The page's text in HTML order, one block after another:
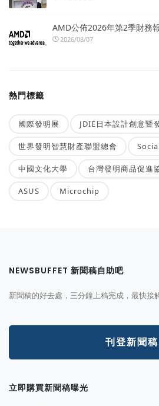
AMD公佈2026年第2季財務
2026/08/07
熱門標籤
國際發明展 JDIE日本設計創意暨
世界發明智慧財產聯盟總會
中國文化大學 台灣發明商品促進
ASUS Microchip
NEWSBUFFET 新聞稿自助吧
新聞稿的好去處，三分鐘上稿完成，最快接
刊登新聞稿
立即購買新聞稿曝光